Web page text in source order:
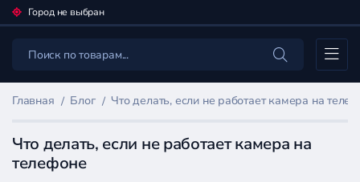
Город не выбран
Каталог
Главная Блог Что делать, если не работает камера на
Что делать, если не работает камера на
телефоне